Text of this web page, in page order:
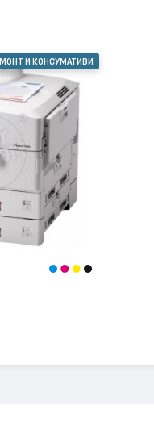
И КОНСУМАТИВИ